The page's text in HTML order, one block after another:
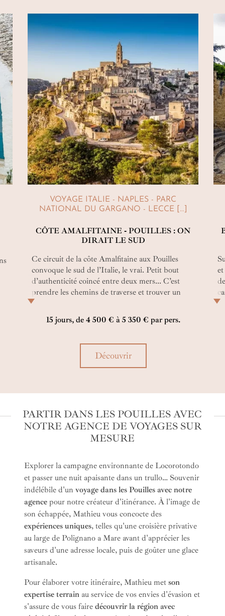
VOYAGE ITALIE - NAPLES - PARC
NATIONAL DU GARGANO - LECCE [...]
CÔTE AMALFITAINE ‑ POUILLES : ON
DIRAIT LE SUD
Ce circuit de la côte Amalfitaine aux Pouilles
convoque le sud de l’Italie, le vrai. Petit bout
d’authenticité coincé entre deux mers... C’est
prendre les chemins de traverse et trouver un
ruban de sable idyllique, un village de pêcheurs
coloré ou un hameau de pierres qui se fond dans
la nature. C’est le chant des cigales, l’odeur des
semble se terminer…
15 jours, de 4 500 € à 5 350 € par pers.
Découvrir
PARTIR DANS LES POUILLES AVEC
NOTRE AGENCE DE VOYAGES SUR
MESURE
Explorer la campagne environnante de Locorotondo
et passer une nuit apaisante dans un trullo… Souvenir
indélébile d'un voyage dans les Pouilles avec notre
agence pour notre créateur d'itinérance. À l'image de
son échappée, Mathieu vous concocte des
expériences uniques, telles qu'une croisière privative
au large de Polignano a Mare avant d'apprécier les
saveurs d'une adresse locale, puis de goûter une glace
artisanale.
Pour élaborer votre itinéraire, Mathieu met son
expertise terrain au service de vos envies d'évasion et
s'assure de vous faire découvrir la région avec